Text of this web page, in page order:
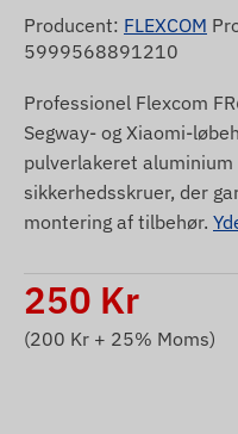
Producent: FLEXCOM
5999568891210
Professionel Flexcom
Segway- og Xiaomi-
pulverlakeret
sikkerhedsskruer, der
montering af tilbehør.
250 Kr
(200 Kr + 25% Moms)